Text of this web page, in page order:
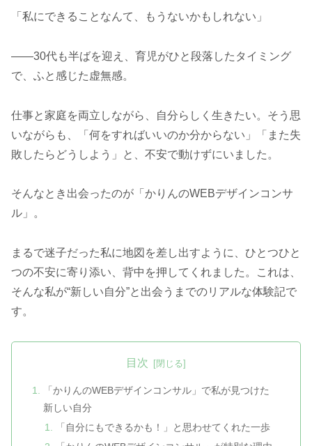
「私にできることなんて、もうないかもしれない」
――30代も半ばを迎え、育児がひと段落したタイミング
で、ふと感じた虚無感。
仕事と家庭を両立しながら、自分らしく生きたい。そう思
いながらも、「何をすればいいのか分からない」「また失
敗したらどうしよう」と、不安で動けずにいました。
そんなとき出会ったのが「かりんのWEBデザインコンサ
ル」。
まるで迷子だった私に地図を差し出すように、ひとつひと
つの不安に寄り添い、背中を押してくれました。これは、
そんな私が“新しい自分”と出会うまでのリアルな体験記で
す。
目次
「かりんのWEBデザインコンサル」で私が見つけた
新しい自分
「自分にもできるかも！」と思わせてくれた一歩